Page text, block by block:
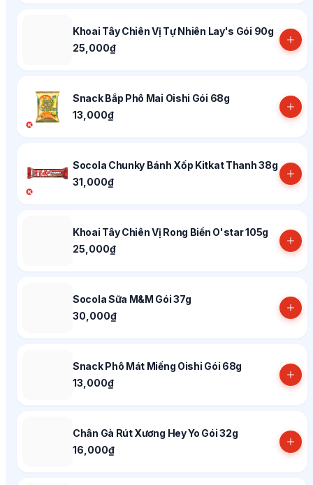
Khoai Tây Chiên Vị Tự Nhiên Lay's Gói 90g
25,000₫
Snack Bắp Phô Mai Oishi Gói 68g
13,000₫
Socola Chunky Bánh Xốp Kitkat Thanh 38g
31,000₫
Khoai Tây Chiên Vị Rong Biển O'star 105g
25,000₫
Socola Sữa M&M Gói 37g
30,000₫
Snack Phô Mát Miếng Oishi Gói 68g
13,000₫
Chân Gà Rút Xương Hey Yo Gói 32g
16,000₫